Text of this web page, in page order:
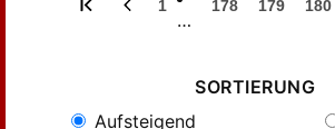
1
…
178 179 180
SORTIERUNG
Aufsteigend